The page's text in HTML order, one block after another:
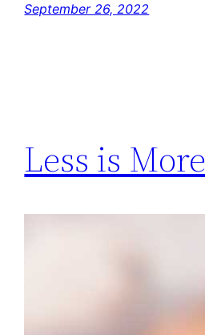
September 26, 2022
Less is More